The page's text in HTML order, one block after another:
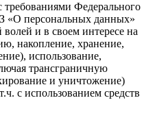
Федерального
«О персональных данных»
волей и в своем интересе на
накопление, хранение,
использование,
трансграничную
и уничтожение)
с использованием средств